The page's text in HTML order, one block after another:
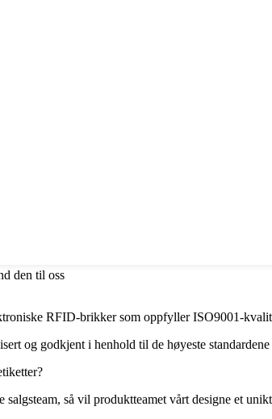
den til oss
RFID-brikker som oppfyller ISO9001-
og godkjent i henhold til de høyeste
salgsteam, så vil produktteamet vårt designe et